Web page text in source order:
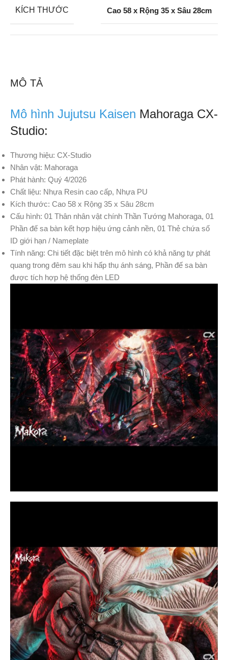
MÔ TẢ
Mô hình Jujutsu Kaisen Mahoraga CX-
Studio:
Thương hiệu: CX-Studio
Nhân vật: Mahoraga
Phát hành: Quý 4/2026
Chất liệu: Nhựa Resin cao cấp, Nhựa PU
Kích thước: Cao 58 x Rộng 35 x Sâu 28cm
Cấu hình: 01 Thân nhân vật chính Thần Tướng Mahoraga, 01
Phần đế sa bàn kết hợp hiệu ứng cảnh nền, 01 Thẻ chứa số
ID giới hạn / Nameplate
Tính năng: Chi tiết đặc biệt trên mô hình có khả năng tự phát
quang trong đêm sau khi hấp thụ ánh sáng, Phần đế sa bàn
được tích hợp hệ thống đèn LED
KÍCH THƯỚC Cao 58 x Rộng 35 x Sâu 28cm